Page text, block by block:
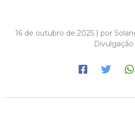
16 de outubro de 2025 | por
Divulgação